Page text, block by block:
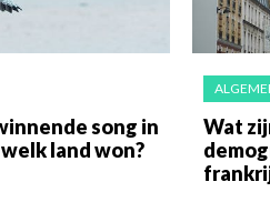
song in
land won?
Wat